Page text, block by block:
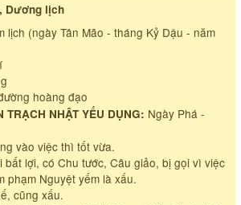
Dương lịch
lịch (ngày Tân Mão - tháng Kỷ Dậu - năm
hoàng đạo
TRẠCH NHẬT YẾU DỤNG: Ngày Phá -
vào việc thì tốt vừa.
bất lợi, có Chu tước, Câu giảo, bị gọi vì việc
phạm Nguyệt yếm là xấu.
cũng xấu.